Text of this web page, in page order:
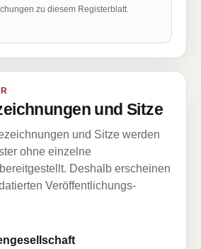
zu diesem Registerblatt.
und Sitze
und Sitze werden
ohne einzelne
Deshalb erscheinen
Veröffentlichungs-